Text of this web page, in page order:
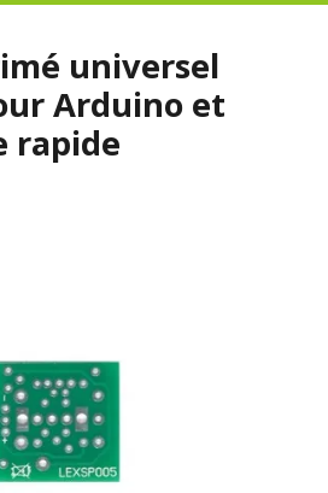
universel
Arduino et
rapide